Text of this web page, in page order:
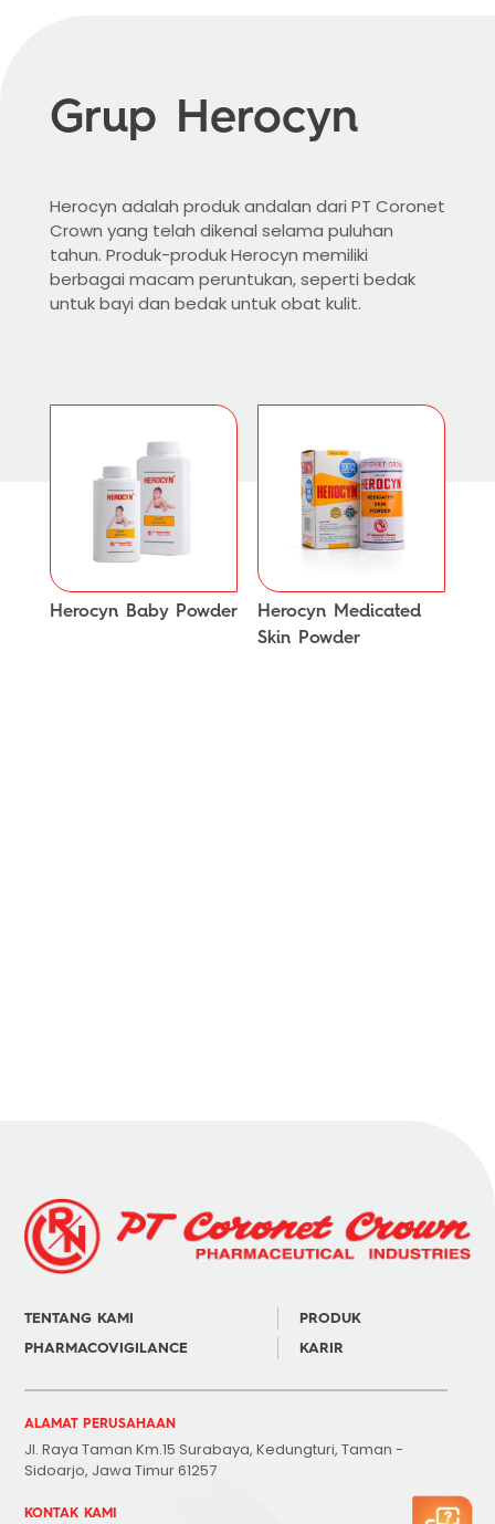
Grup Herocyn
Herocyn adalah produk andalan dari PT Coronet
Crown yang telah dikenal selama puluhan
tahun. Produk-produk Herocyn memiliki
berbagai macam peruntukan, seperti bedak
untuk bayi dan bedak untuk obat kulit.
Herocyn Baby Powder
Herocyn Medicated
Skin Powder
TENTANG KAMI
PRODUK
PHARMACOVIGILANCE
KARIR
ALAMAT PERUSAHAAN
Jl. Raya Taman Km.15 Surabaya, Kedungturi, Taman -
Sidoarjo, Jawa Timur 61257
KONTAK KAMI